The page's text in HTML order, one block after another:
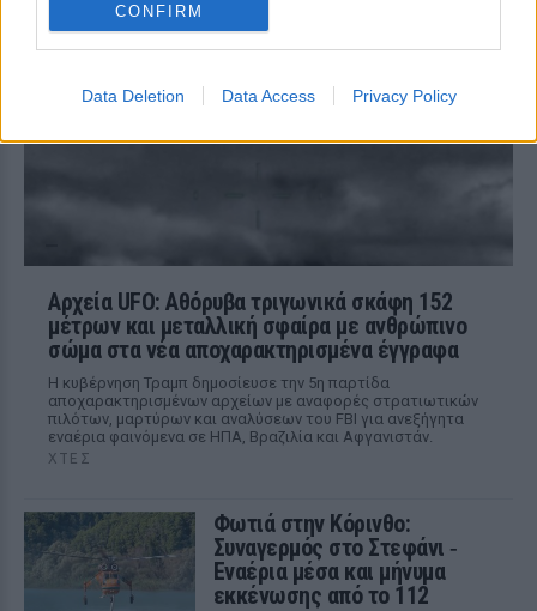
CONFIRM
Data Deletion Data Access Privacy Policy
ΧΤΕΣ
λευκό όχημα έχασε τον έλεγχο και
καρφώθηκε πάνω σε κολονάκια.
Αρχεία UFO: Αθόρυβα τριγωνικά σκάφη 152
μέτρων και μεταλλική σφαίρα με ανθρώπινο
σώμα στα νέα αποχαρακτηρισμένα έγγραφα
Η κυβέρνηση Τραμπ δημοσίευσε την 5η παρτίδα
αποχαρακτηρισμένων αρχείων με αναφορές στρατιωτικών
πιλότων, μαρτύρων και αναλύσεων του FBI για ανεξήγητα
εναέρια φαινόμενα σε ΗΠΑ, Βραζιλία και Αφγανιστάν.
ΧΤΕΣ
Φωτιά στην Κόρινθο:
Συναγερμός στο Στεφάνι ‑
Εναέρια μέσα και μήνυμα
εκκένωσης από το 112